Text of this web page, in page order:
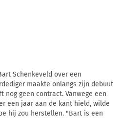
Schenkeveld over een
maakte onlangs zijn debuut
geen contract. Vanwege een
een jaar aan de kant hield, wilde
hij zou herstellen. "Bart is een